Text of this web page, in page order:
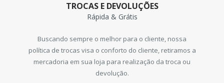
TROCAS E DEVOLUÇÕES
Rápida & Grátis
Buscando sempre o melhor para o cliente, nossa
política de trocas visa o conforto do cliente, retiramos a
mercadoria em sua loja para realização da troca ou
devolução.